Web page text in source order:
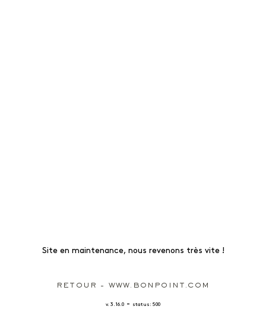
Site en maintenance, nous revenons très vite !
RETOUR - WWW.BONPOINT.COM
v. 3.16.0 - status: 500